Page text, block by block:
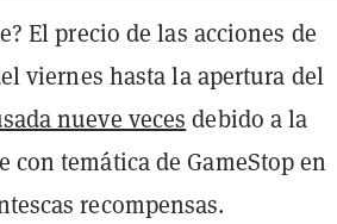
El precio de las acciones de
viernes hasta la apertura del
nueve veces debido a la
temática de GameStop en
recompensas.